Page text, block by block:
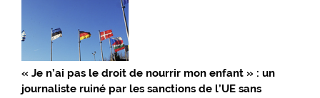
« Je n’ai pas le droit de nourrir mon enfant » : un
journaliste ruiné par les sanctions de l’UE sans